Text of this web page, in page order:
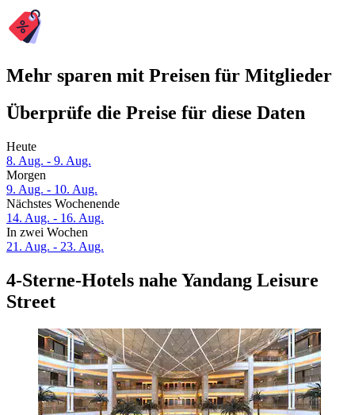
Mehr sparen mit Preisen für Mitglieder
Überprüfe die Preise für diese Daten
Heute
8. Aug. - 9. Aug.
Morgen
9. Aug. - 10. Aug.
Nächstes Wochenende
14. Aug. - 16. Aug.
In zwei Wochen
21. Aug. - 23. Aug.
4-Sterne-Hotels nahe Yandang Leisure
Street